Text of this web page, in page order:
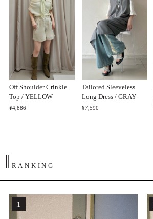
Off Shoulder Crinkle
Top / YELLOW
¥4,886
Tailored Sleeveless
Long Dress / GRAY
¥7,590
‖ RANKING